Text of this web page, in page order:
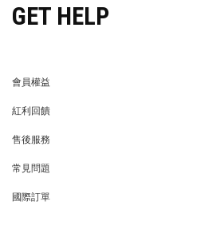
GET HELP
會員權益
紅利回饋
售後服務
常見問題
國際訂單